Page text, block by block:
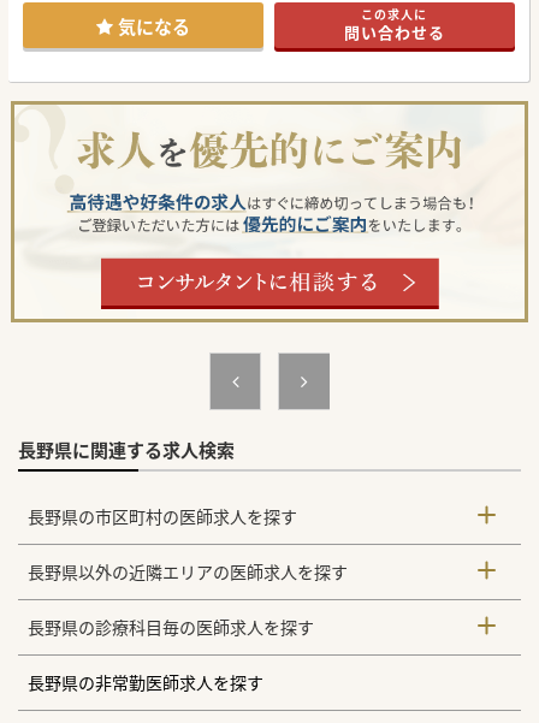
#秋入職可気になる この求人に
問い合わせる
長野県に関連する求人検索
長野県の市区町村の医師求人を探す
長野県以外の近隣エリアの医師求人を探す
長野県の診療科目毎の医師求人を探す
長野県の非常勤医師求人を探す